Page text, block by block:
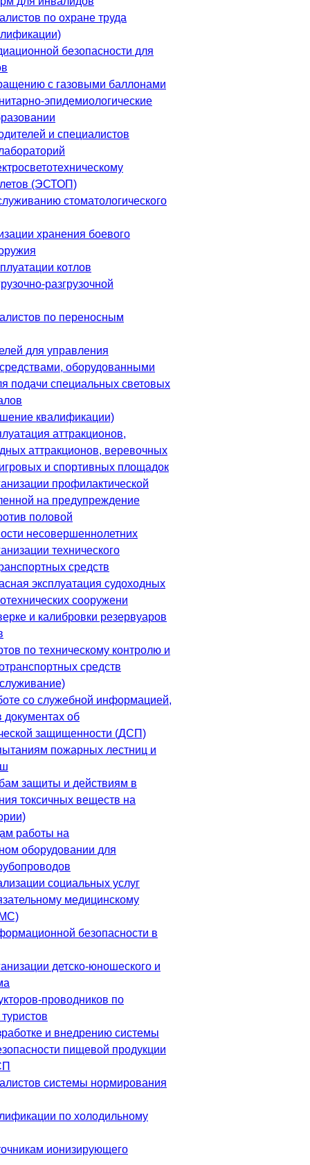
по охране труда
безопасности для
с газовыми баллонами
эпидемиологические
и специалистов
(ЭСТОП)
стоматологического
хранения боевого
котлов
разгрузочной
по переносным
для управления
оборудованными
подачи специальных световых
квалификации)
аттракционов,
аттракционов, веревочных
и спортивных площадок
профилактической
на предупреждение
половой
несовершеннолетних
технического
средств
эксплуатация судоходных
сооружени
и калибровки резервуаров
по техническому контролю и
средств
со служебной информацией,
об
защищенности (ДСП)
пожарных лестниц и
защиты и действиям в
токсичных веществ на
работы на
оборудовании для
социальных услуг
медицинскому
безопасности в
детско-юношеского и
проводников по
и внедрению системы
пищевой продукции
системы нормирования
по холодильному
ионизирующего